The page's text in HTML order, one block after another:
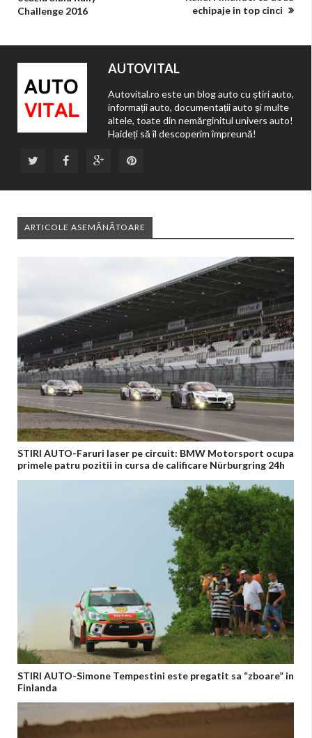
Challenge 2016
echipaje in top cinci
AUTOVITAL
Autovital.ro este un blog auto cu știri auto,
informații auto, documentații auto și multe
altele, toate din nemărginitul univers auto!
Haideți să îl descoperim împreună!
ARTICOLE ASEMĂNĂTOARE
STIRI AUTO-Faruri laser pe circuit: BMW Motorsport ocupa
primele patru pozitii in cursa de calificare Nürburgring 24h
STIRI AUTO-Simone Tempestini este pregatit sa “zboare” in
Finlanda